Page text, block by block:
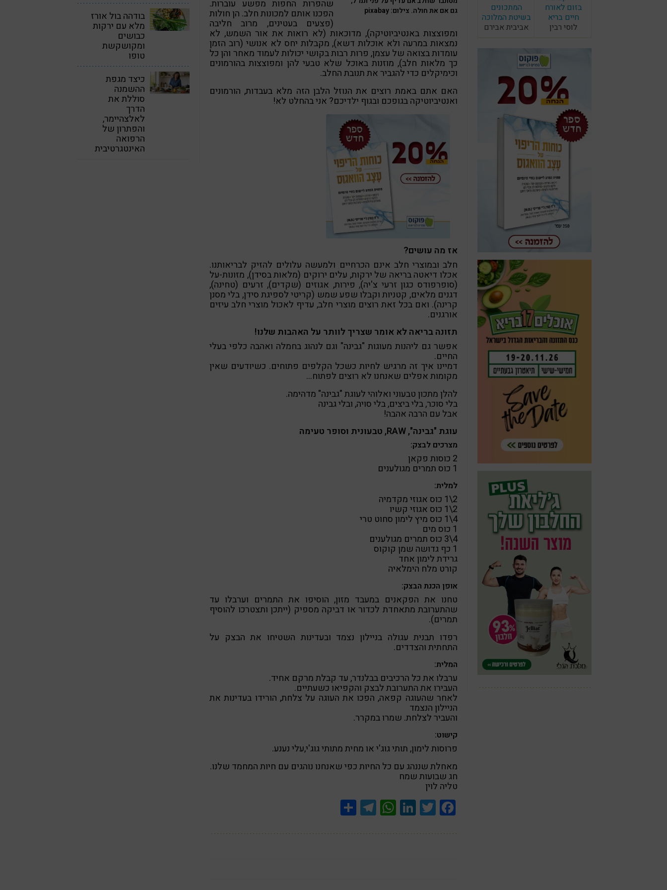
בזום לאורח
חיים בריא
לוסי רבין
המתכונים
בשיטת המלוכה
אביבית אבירם
גם אם את חולה. צילום: pixabay
שהפרות החפות מפשע עוברות.
הפכנו אותם למכונות חלב. הן חולות
(פצעים בעטינים, מרוב חליבה
ומפוצצות באנטיביוטיקה), מדוכאות (לא רואות את אור השמש, לא
נמצאות במרעה ולא אוכלות דשא), מקבלות יחס לא אנושי (רוב הזמן
עומדות בצואה של עצמן, פרות רבות בקושי יכולות לעמוד מאחר והן כל
כך מלאות חלב), מוזנות באוכל שלא טבעי להן ומפוצצות בהורמונים
וכימיקלים כדי להגביר את תנובת החלב.
האם אתם באמת רוצים את הנוזל הלבן הזה מלא בעבדות, הורמונים
ואנטיביוטיקה בגופכם ובגוף ילדיכם? אני בהחלט לא!
אז מה עושים?
חלב ובמוצרי חלב אינם הכרחיים ולמעשה עלולים להזיק לבריאותנו.
אכלו דיאטה בריאה של ירקות, עלים ירוקים (מלאות בסידן), מזונות-על
(סופרפודס כגון זרעי צ'יה), פירות, אגוזים (שקדים), זרעים (טחינה),
דגנים מלאים, קטניות וקבלו שפע שמש (קריטי לספיגת סידן, בלי מסנן
קרינה). ואם בכל זאת רוצים מוצרי חלב, עדיף לאכול מוצרי חלב עיזים
אורגנים.
תזונה בריאה לא אומר שצריך לוותר על האהבות שלנו!
אפשר גם ליהנות מעוגות "גבינה" וגם לנהוג בחמלה ואהבה כלפי בעלי
החיים.
דמיינו איך זה מרגיש לחיות כשכל הקלפים פתוחים. כשיודעים שאין
מקומות אפלים שאנחנו לא רוצים לפתוח…
להלן מתכון טבעוני ואלוהי לעוגת "גבינה" מדהימה.
בלי סוכר, בלי ביצים, בלי סויה, ובלי גבינה
אבל עם הרבה אהבה!
עוגת "גבינה", RAW, טבעונית וסופר טעימה
מצרכים לבצק:
2 כוסות פקאן
1 כוס תמרים מגולענים
למלית:
2\1 כוס אגוזי מקדמיה
2\1 כוס אגוזי קשיו
4\1 כוס מיץ לימון סחוט טרי
1 כוס מים
4\3 כוס תמרים מגולענים
1 כף גדושה שמן קוקוס
גרידת לימון אחד
קורט מלח הימלאיה
אופן הכנת הבצק:
טחנו את הפקאנים במעבד מזון, הוסיפו את התמרים וערבלו עד
שהתערובת מתאחדת לכדור או דביקה מספיק (ייתכן ותצטרכו להוסיף
תמרים).
רפדו תבנית עגולה בניילון נצמד ובעדינות השטיחו את הבצק על
התחתית והצדדים.
המלית:
ערבלו את כל הרכיבים בבלנדר, עד קבלת מרקם אחיד.
העבירו את התערובת לבצק והקפיאו כשעתיים.
לאחר שהעוגה קפאה, הפכו את העוגה על צלחת, הורידו בעדינות את
הניילון הנצמד
והעביר לצלחת. שמרו במקרר.
קישוט:
פרוסות לימון, תותי גוג'י או מחית מתותי גוג'י,עלי נענע.
מאחלת שננהג עם כל החיות כפי שאנחנו נוהגים עם חיות המחמד שלנו.
חג שבועות שמח
טליה לוין
Facebook
Twitter
LinkedIn
WhatsApp
Telegram
בודהה בול אורז
מלא עם ירקות
כבושים
ומקושקשת
טופו
כיצד מגפת
ההשמנה
סוללת את
הדרך
לאלצהיימר,
והפתרון של
הרפואה
האינטגרטיבית